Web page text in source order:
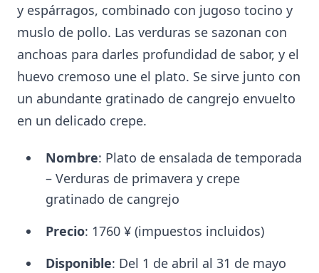
y espárragos, combinado con jugoso tocino y
muslo de pollo. Las verduras se sazonan con
anchoas para darles profundidad de sabor, y el
huevo cremoso une el plato. Se sirve junto con
un abundante gratinado de cangrejo envuelto
en un delicado crepe.
Nombre: Plato de ensalada de temporada
– Verduras de primavera y crepe
gratinado de cangrejo
Precio: 1760 ¥ (impuestos incluidos)
Disponible: Del 1 de abril al 31 de mayo